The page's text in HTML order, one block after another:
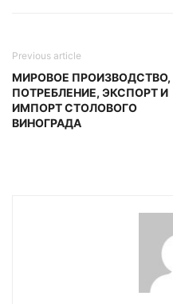
Previous article
МИРОВОЕ ПРОИЗВОДСТВО,
ПОТРЕБЛЕНИЕ, ЭКСПОРТ И
ИМПОРТ СТОЛОВОГО
ВИНОГРАДА